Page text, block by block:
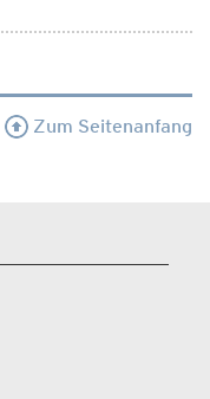
Zum Seitenanfang